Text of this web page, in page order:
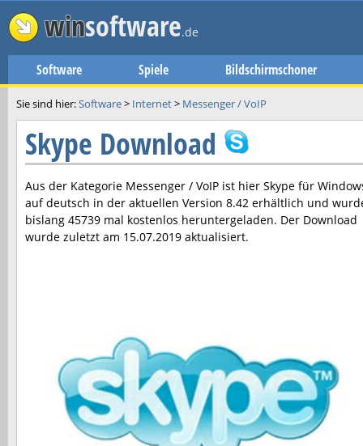
winsoftware.de
Software Spiele Bildschirmschoner
Sie sind hier:Software> Internet> Messenger / VoIP
Skype Download
Aus der Kategorie Messenger / VoIP ist hier Skype für
auf deutsch in der aktuellen Version 8.42 erhältlich und
bislang 45739 mal kostenlos heruntergeladen. Der Download
wurde zuletzt am 15.07.2019 aktualisiert.